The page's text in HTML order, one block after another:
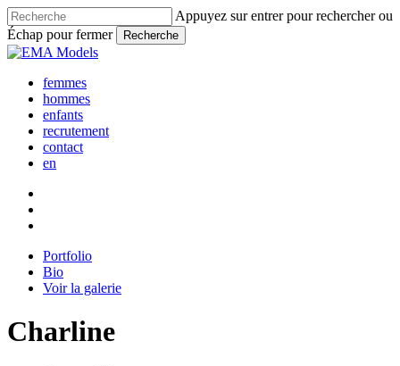
Skip
to
main
content
Appuyez sur entrer pour rechercher ou
Échap pour fermer
Recherche
Fermer
recherchefemmes
hommes
enfants
recrutement
contact
en
Portfolio
Bio
Voir la galerie
Charline